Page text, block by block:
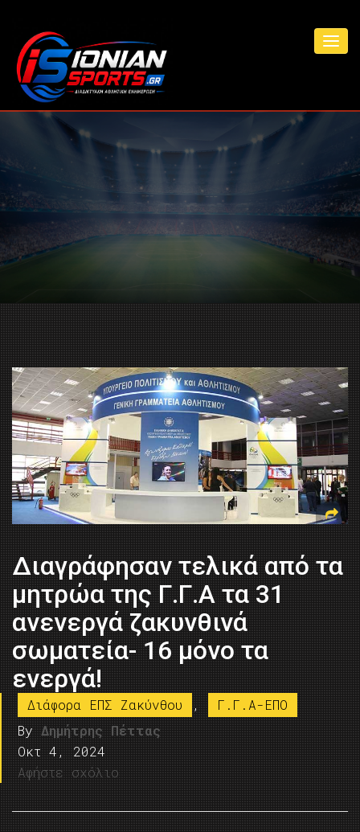
Διαγράφησαν τελικά από τα
μητρώα της Γ.Γ.Α τα 31
ανενεργά ζακυνθινά
σωματεία- 16 μόνο τα
ενεργά!
Διάφορα ΕΠΣ Ζακύνθου ,
Γ.Γ.Α-ΕΠΟ
By Δημήτρης Πέττας
Οκτ 4, 2024
Αφήστε σχόλιο